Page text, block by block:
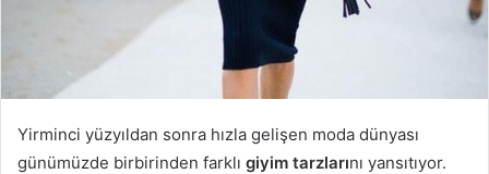
Yirminci yüzyıldan sonra hızla gelişen moda dünyası
günümüzde birbirinden farklı giyim tarzlarını yansıtıyor.